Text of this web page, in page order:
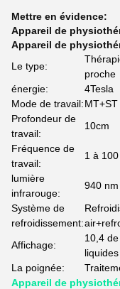
Mettre en évidence:
Appareil de
Appareil de
Le type:
proche
énergie:
4Tesla
Mode de travail:MT+ST
Profondeur de
travail:
10cm
Fréquence de
travail:
1 à
lumière
infrarouge:
940
Système de
refroidissement:
Affichage:
10,4
La poignée:
Appareil de